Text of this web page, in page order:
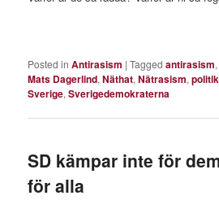
Posted in Antirasism |Tagged antirasism
Mats Dagerlind,Näthat,Nätrasism,politik
Sverige,Sverigedemokraterna
SD kämpar inte för
för alla